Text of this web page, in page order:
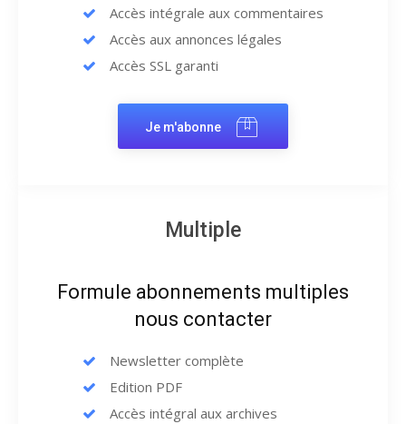
Accès intégrale aux commentaires
Accès aux annonces légales
Accès SSL garanti
Je m'abonne
Multiple
Formule abonnements multiples
nous contacter
Newsletter complète
Edition PDF
Accès intégral aux archives